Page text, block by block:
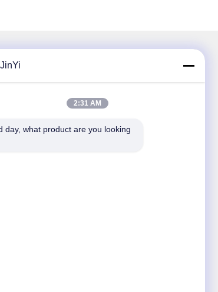
न्यूज़लेटर की सदस्यता लें।
JinYi
2:31 AM
day, what product are you looking